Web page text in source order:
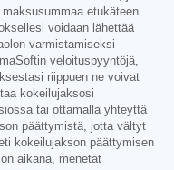
etukäteen
voidaan lähettää
varmistamiseksi
veloituspyyntöjä,
riippuen ne voivat
kokeilujaksosi
tai ottamalla yhteyttä
päättymistä, jotta vältyt
kokeilujakson päättymisen
aikana, menetät